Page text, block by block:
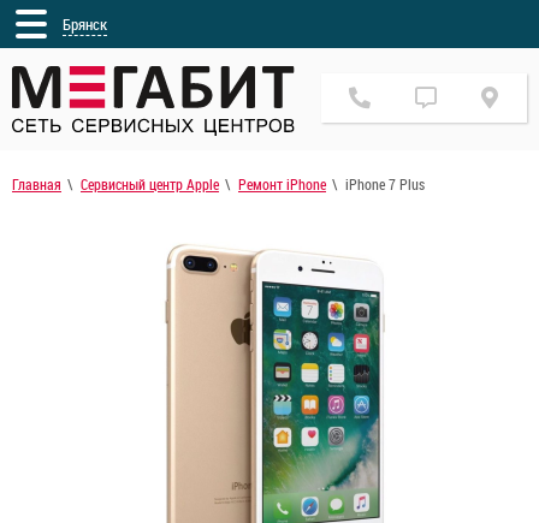
Брянск
Главная Сервисный центр Apple Ремонт iPhone iPhone 7 Plus